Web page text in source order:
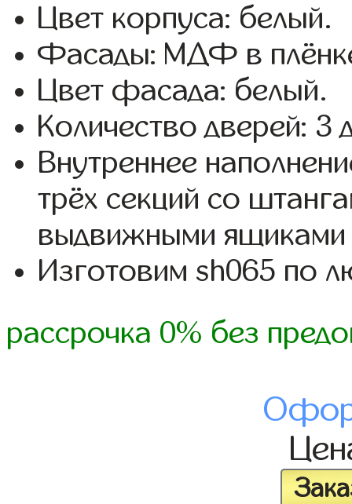
Цвет корпуса: белый.
Фасады: МДФ в
Цвет фасада: белый.
Количество дверей: 3
Внутреннее
трёх секций со
выдвижными ящиками
Изготовим sh065 по
рассрочка 0% без